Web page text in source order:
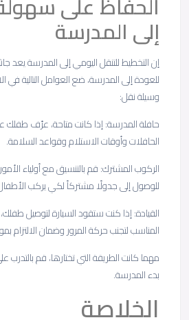
إلى المدرسة
إن التخطيط للتنقل اليومي إلى المدرسة يعد
للعودة إلى المدرسة، ضع العوامل التالية في
وسيلة نقل:
حافلة المدرسة: إذا كانت متاحة، عرّف
الحافلات وأوقات الاستلام وقواعد السلامة.
الركوب المشترك: قم بالتنسيق مع أولياء
للوصول إلى جدولًا مشتركاً لكي يركب
القيادة: إذا كنت ستقود السيارة لتوصيل
المناسب لتجنب حركة المرور وضمان الالتزام
مهما كانت الطريقة التي تختارها، قم بالتدرب
بدء المدرسة.
الخلاصة